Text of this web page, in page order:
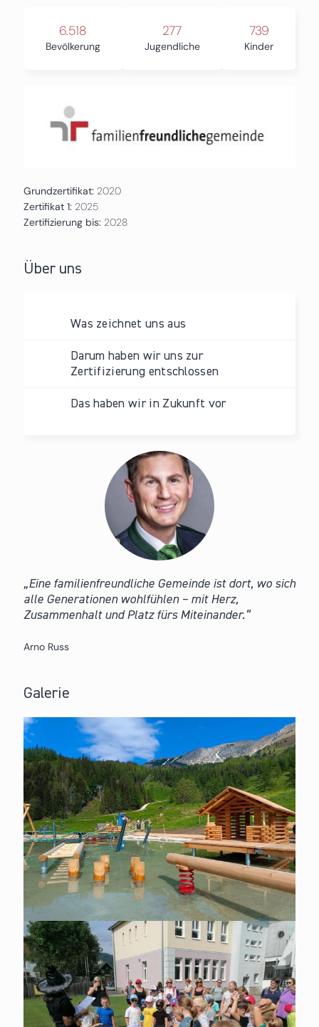
6.518
Bevölkerung
277
Jugendliche
739
Kinder
Grundzertifikat: 2020
Zertifikat 1: 2025
Zertifizierung bis: 2028
Über uns
Was zeichnet uns aus
Darum haben wir uns zur
Zertifizierung entschlossen
Das haben wir in Zukunft vor
Eine familienfreundliche Gemeinde ist dort, wo sich
alle Generationen wohlfühlen – mit Herz,
Zusammenhalt und Platz fürs Miteinander.
Arno Russ
Galerie